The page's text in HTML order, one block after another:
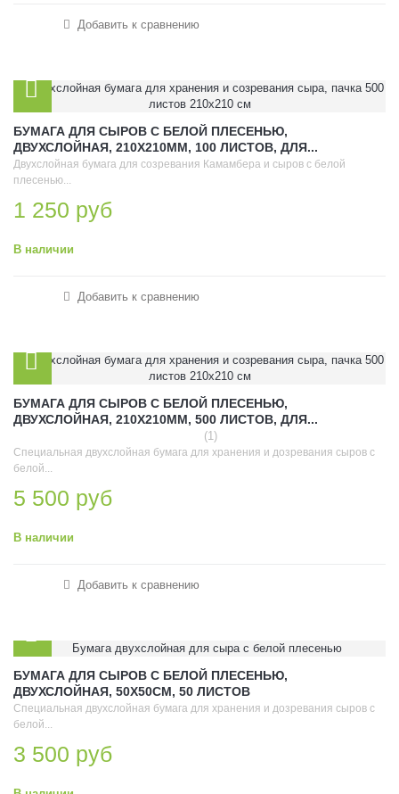
Добавить к сравнению
БУМАГА ДЛЯ СЫРОВ С БЕЛОЙ ПЛЕСЕНЬЮ,
ДВУХСЛОЙНАЯ, 210Х210ММ, 100 ЛИСТОВ, ДЛЯ...
Двухслойная бумага для созревания Камамбера и сыров с белой
плесенью...
1 250 руб
В наличии
Добавить к сравнению
БУМАГА ДЛЯ СЫРОВ С БЕЛОЙ ПЛЕСЕНЬЮ,
ДВУХСЛОЙНАЯ, 210Х210ММ, 500 ЛИСТОВ, ДЛЯ...
(1)
Специальная двухслойная бумага для хранения и дозревания сыров с
белой...
5 500 руб
В наличии
Добавить к сравнению
БУМАГА ДЛЯ СЫРОВ С БЕЛОЙ ПЛЕСЕНЬЮ,
ДВУХСЛОЙНАЯ, 50Х50СМ, 50 ЛИСТОВ
Специальная двухслойная бумага для хранения и дозревания сыров с
белой...
3 500 руб